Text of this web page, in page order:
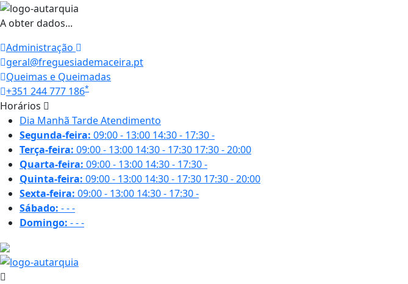
A obter dados...
Administração
geral@freguesiademaceira.pt
Queimas e Queimadas
+351 244 777 186*
Horários
Dia Manhã TardeAtendimento
Segunda-feira: 09:00 - 13:00 14:30 - 17:30-
Terça-feira: 09:00 - 13:00 14:30 - 17:30 17:30 - 20:00
Quarta-feira: 09:00 - 13:00 14:30 - 17:30-
Quinta-feira: 09:00 - 13:00 14:30 - 17:30 17:30 - 20:00
Sexta-feira: 09:00 - 13:00 14:30 - 17:30-
Sábado: ---
Domingo: ---